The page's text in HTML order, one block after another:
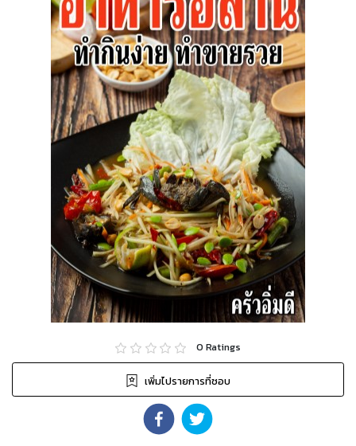
0 Ratings
เพิ่มไปรายการที่ชอบ